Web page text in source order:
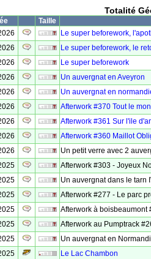
Totalité
Taille
Le super beforework,
Le super beforework, le
Le super beforework
Un auvergnat en Aveyron
Un auvergnat en
Afterwork #370 Tout le
Afterwork #361 Sur l'ile
Afterwork #360 Maillot
Un petit verre avec 2
Afterwork #303 - Joyeux
Un auvergnat dans le tarn
Afterwork #277 - Le parc
Afterwork à boisbeaumont
Afterwork au Pumptrack
Un auvergnat en
Le Lac Chambon